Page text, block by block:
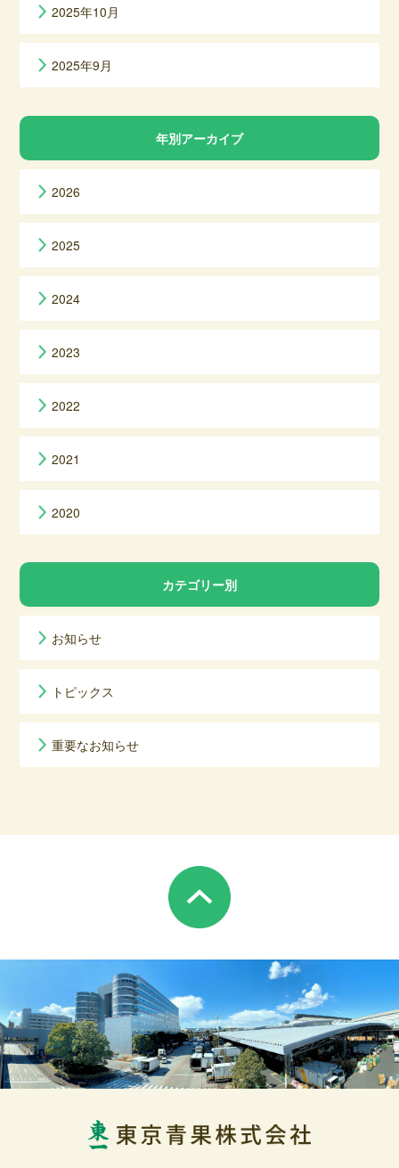
2025年10月
2025年9月
年別アーカイブ
2026
2025
2024
2023
2022
2021
2020
カテゴリー別
お知らせ
トピックス
重要なお知らせ